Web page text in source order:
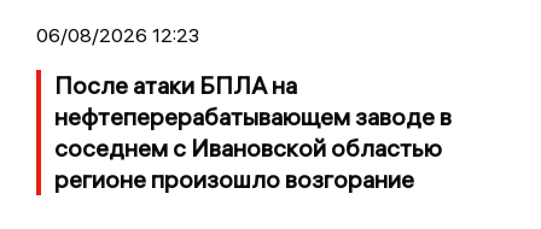
06/08/2026 12:23
После атаки БПЛА на
нефтеперерабатывающем заводе в
соседнем с Ивановской областью
регионе произошло возгорание